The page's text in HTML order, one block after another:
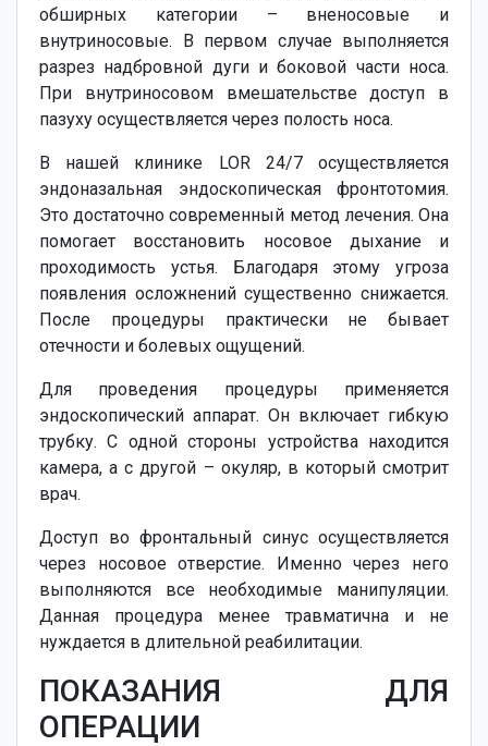
обширных категории – вненосовые и
внутриносовые. В первом случае выполняется
разрез надбровной дуги и боковой части носа.
При внутриносовом вмешательстве доступ в
пазуху осуществляется через полость носа.
В нашей клинике LOR 24/7 осуществляется
эндоназальная эндоскопическая фронтотомия.
Это достаточно современный метод лечения. Она
помогает восстановить носовое дыхание и
проходимость устья. Благодаря этому угроза
появления осложнений существенно снижается.
После процедуры практически не бывает
отечности и болевых ощущений.
Для проведения процедуры применяется
эндоскопический аппарат. Он включает гибкую
трубку. С одной стороны устройства находится
камера, а с другой – окуляр, в который смотрит
врач.
Доступ во фронтальный синус осуществляется
через носовое отверстие. Именно через него
выполняются все необходимые манипуляции.
Данная процедура менее травматична и не
нуждается в длительной реабилитации.
ПОКАЗАНИЯ ДЛЯ
ОПЕРАЦИИ